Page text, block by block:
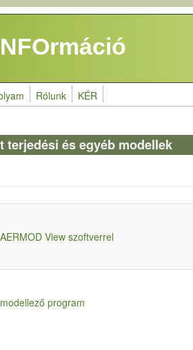
Rólunk KÉR
és egyéb modellek
View szoftverrel
program